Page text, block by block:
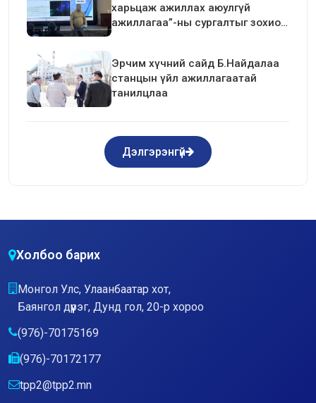
харьцаж ажиллах аюулгүй
ажиллагаа”-ны сургалтыг зохион
Эрчим хүчний сайд Б.Найдалаа
станцын үйл ажиллагаатай
танилцлаа
Дэлгэрэнгүй
Холбоо барих
Монгол Улс, Улаанбаатар хот,
Баянгол дүүрэг, Дунд гол, 20-р хороо
(976)-70175169
(976)-70172177
tpp2@tpp2.mn